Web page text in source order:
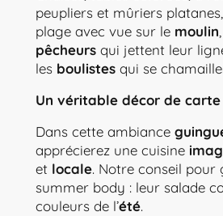
peupliers et mûriers
plage avec vue sur le moulin
pêcheurs qui jettent leur
les boulistes qui se
Un véritable décor de
Dans cette ambiance
apprécierez une cuisine
et locale. Notre conseil pour
summer body : leur salade
couleurs de l’été.